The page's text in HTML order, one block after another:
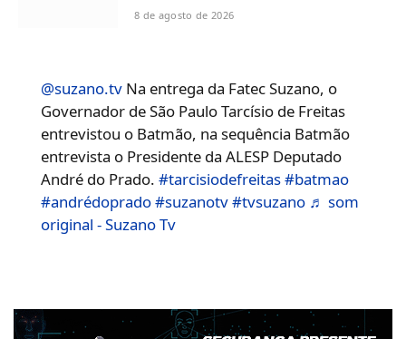
8 de agosto de 2026
@suzano.tv Na entrega da Fatec Suzano, o
Governador de São Paulo Tarcísio de Freitas
entrevistou o Batmão, na sequência Batmão
entrevista o Presidente da ALESP Deputado
André do Prado.#tarcisiodefreitas#batmao
#andrédoprado#suzanotv#tvsuzano ♬ som
original - Suzano Tv